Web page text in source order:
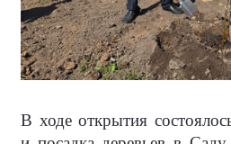
В ходе открытия